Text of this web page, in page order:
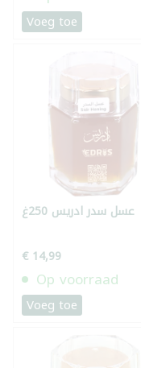
Voeg toe
عسل سدر ادريس 250غ
€ 14,99
Op voorraad
Voeg toe